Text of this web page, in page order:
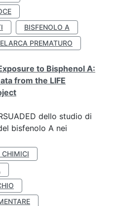
BISFENOLO A
PREMATURO
to Bisphenol A:
from the LIFE
dello studio di
bisfenolo A nei